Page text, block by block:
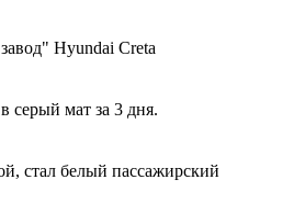
Hyundai Creta
серый мат за 3 дня.
стал белый пассажирский